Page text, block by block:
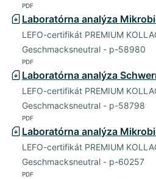
PDF
Laboratórna analýza
LEFO-certifikát PREMIUM
Geschmacksneutral - p-58980
PDF
Laboratórna analýza
LEFO-certifikát PREMIUM
Geschmacksneutral - p-58798
PDF
Laboratórna analýza
LEFO-certifikát PREMIUM
Geschmacksneutral - p-60257
PDF